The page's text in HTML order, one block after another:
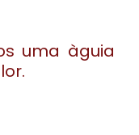
uma àguia